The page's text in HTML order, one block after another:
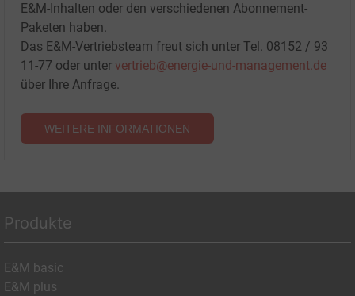
E&M-Inhalten oder den verschiedenen Abonnement-
Paketen haben.
Das E&M-Vertriebsteam freut sich unter Tel. 08152 / 93
11-77 oder unter vertrieb@energie-und-management.de
über Ihre Anfrage.
WEITERE INFORMATIONEN
Produkte
E&M basic
E&M plus